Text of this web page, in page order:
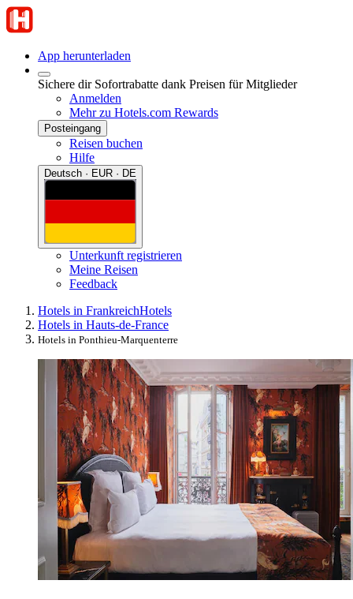
App herunterladen
Sichere dir Sofortrabatte dank Preisen für Mitglieder
Anmelden
Mehr zu Hotels.com Rewards
Posteingang
Reisen buchen
Hilfe
Deutsch · EUR · DE
Unterkunft registrieren
Meine Reisen
Feedback
Hotels in FrankreichHotels
Hotels in Hauts-de-France
Hotels in Ponthieu-Marquenterre